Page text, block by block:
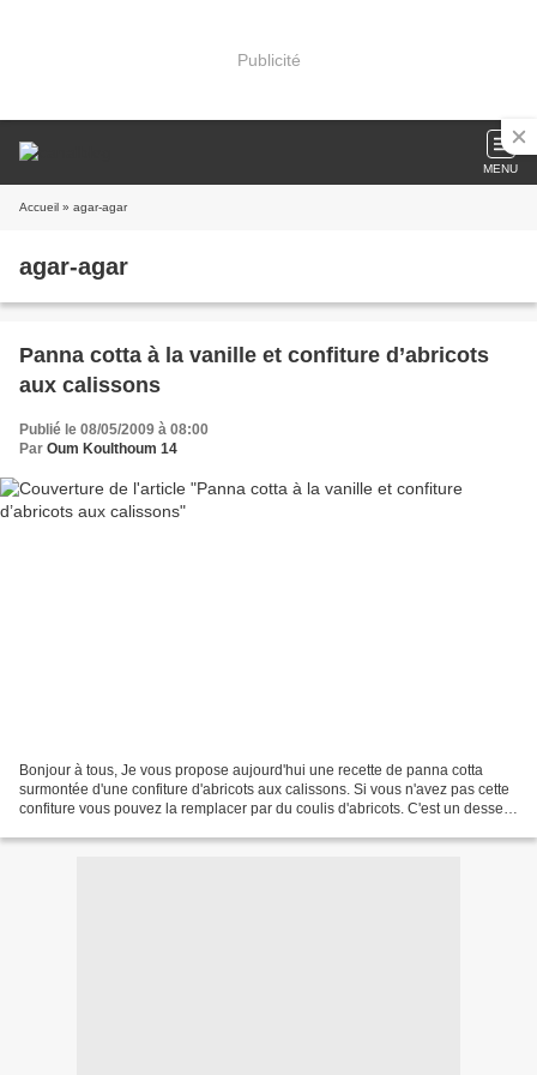
Publicité
MENU
Accueil » agar-agar
agar-agar
Panna cotta à la vanille et confiture d’abricots
aux calissons
Publié le 08/05/2009 à 08:00
Par Oum Koulthoum 14
Bonjour à tous, Je vous propose aujourd'hui une recette de panna cotta
surmontée d'une confiture d'abricots aux calissons. Si vous n'avez pas cette
confiture vous pouvez la remplacer par du coulis d'abricots. C'est un dessert